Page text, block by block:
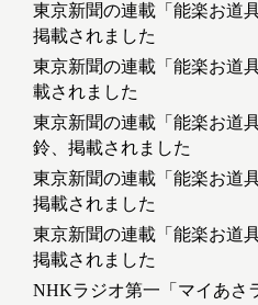
東京新聞の連載「能楽お道
掲載されました
東京新聞の連載「能楽お道
載されました
東京新聞の連載「能楽お道
鈴、掲載されました
東京新聞の連載「能楽お道
掲載されました
東京新聞の連載「能楽お道
掲載されました
NHKラジオ第一「マイあさ